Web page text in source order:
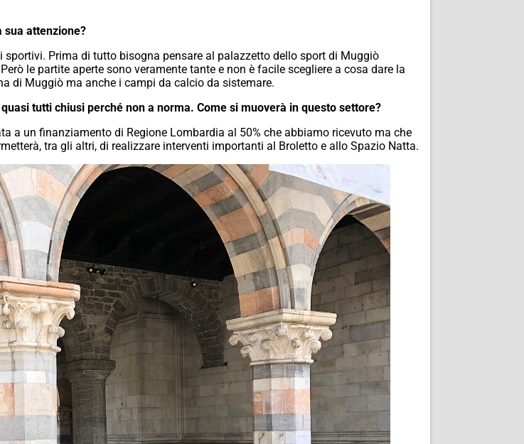
sua attenzione?
Prima di tutto bisogna pensare al palazzetto dello sport di Muggiò
le partite aperte sono veramente tante e non è facile scegliere a cosa dare la
di Muggiò ma anche i campi da calcio da sistemare.
tutti chiusi perché non a norma. Come si muoverà in questo settore?
a un finanziamento di Regione Lombardia al 50% che abbiamo ricevuto ma che
tra gli altri, di realizzare interventi importanti al Broletto e allo Spazio Natta.